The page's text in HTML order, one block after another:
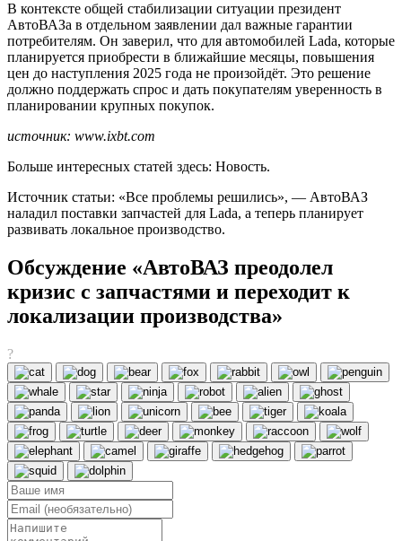
В контексте общей стабилизации ситуации президент
АвтоВАЗа в отдельном заявлении дал важные гарантии
потребителям. Он заверил, что для автомобилей Lada, которые
планируется приобрести в ближайшие месяцы, повышения
цен до наступления 2025 года не произойдёт. Это решение
должно поддержать спрос и дать покупателям уверенность в
планировании крупных покупок.
источник: www.ixbt.com
Больше интересных статей здесь: Новость.
Источник статьи: «Все проблемы решились», — АвтоВАЗ
наладил поставки запчастей для Lada, а теперь планирует
развивать локальное производство.
Обсуждение «АвтоВАЗ преодолел
кризис с запчастями и переходит к
локализации производства»
?